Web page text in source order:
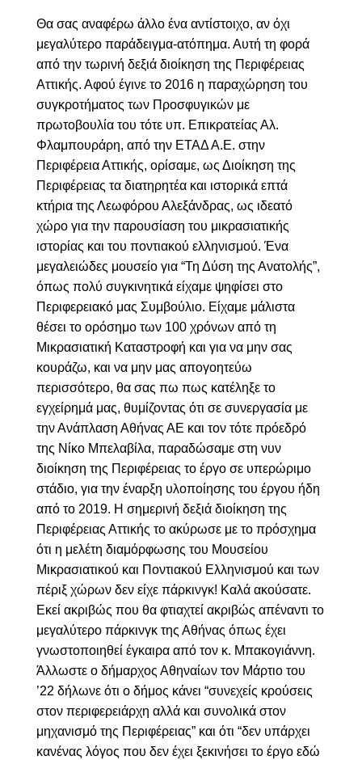
Θα σας αναφέρω άλλο ένα αντίστοιχο, αν όχι
μεγαλύτερο παράδειγμα-ατόπημα. Αυτή τη φορά
από την τωρινή δεξιά διοίκηση της Περιφέρειας
Αττικής. Αφού έγινε το 2016 η παραχώρηση του
συγκροτήματος των Προσφυγικών με
πρωτοβουλία του τότε υπ. Επικρατείας Αλ.
Φλαμπουράρη, από την ΕΤΑΔ Α.Ε. στην
Περιφέρεια Αττικής, ορίσαμε, ως Διοίκηση της
Περιφέρειας τα διατηρητέα και ιστορικά επτά
κτήρια της Λεωφόρου Αλεξάνδρας, ως ιδεατό
χώρο για την παρουσίαση του μικρασιατικής
ιστορίας και του ποντιακού ελληνισμού. Ένα
μεγαλειώδες μουσείο για “Τη Δύση της Ανατολής”,
όπως πολύ συγκινητικά είχαμε ψηφίσει στο
Περιφερειακό μας Συμβούλιο. Είχαμε μάλιστα
θέσει το ορόσημο των 100 χρόνων από τη
Μικρασιατική Καταστροφή και για να μην σας
κουράζω, και να μην μας απογοητεύω
περισσότερο, θα σας πω πως κατέληξε το
εγχείρημά μας, θυμίζοντας ότι σε συνεργασία με
την Ανάπλαση Αθήνας ΑΕ και τον τότε πρόεδρό
της Νίκο Μπελαβίλα, παραδώσαμε στη νυν
διοίκηση της Περιφέρειας το έργο σε υπερώριμο
στάδιο, για την έναρξη υλοποίησης του έργου ήδη
από το 2019. Η σημερινή δεξιά διοίκηση της
Περιφέρειας Αττικής το ακύρωσε με το πρόσχημα
ότι η μελέτη διαμόρφωσης του Μουσείου
Μικρασιατικού και Ποντιακού Ελληνισμού και των
πέριξ χώρων δεν είχε πάρκινγκ! Καλά ακούσατε.
Εκεί ακριβώς που θα φτιαχτεί ακριβώς απέναντι το
μεγαλύτερο πάρκινγκ της Αθήνας όπως έχει
γνωστοποιηθεί έγκαιρα από τον κ. Μπακογιάννη.
Άλλωστε ο δήμαρχος Αθηναίων τον Μάρτιο του
’22 δήλωνε ότι ο δήμος κάνει “συνεχείς κρούσεις
στον περιφερειάρχη αλλά και συνολικά στον
μηχανισμό της Περιφέρειας” και ότι “δεν υπάρχει
κανένας λόγος που δεν έχει ξεκινήσει το έργο εδώ